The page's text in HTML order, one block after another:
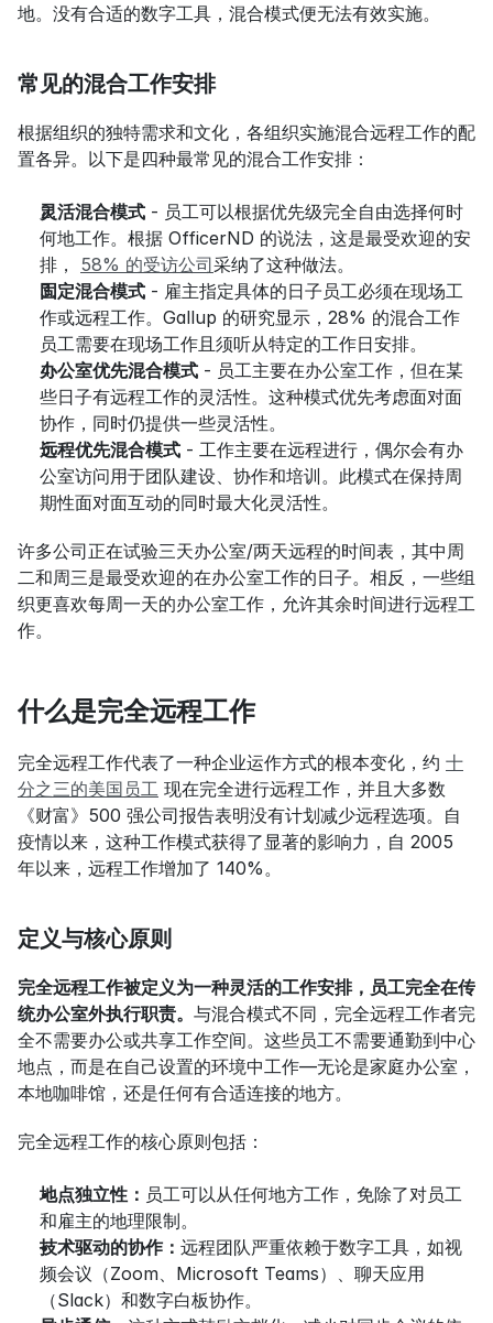
地。没有合适的数字工具，混合模式便无法有效实施。
常见的混合工作安排
根据组织的独特需求和文化，各组织实施混合远程工作的配
置各异。以下是四种最常见的混合工作安排：
灵活混合模式 - 员工可以根据优先级完全自由选择何时
何地工作。根据 OfficerND 的说法，这是最受欢迎的安
排， 58% 的受访公司采纳了这种做法。
固定混合模式 - 雇主指定具体的日子员工必须在现场工
作或远程工作。Gallup 的研究显示，28% 的混合工作
员工需要在现场工作且须听从特定的工作日安排。
办公室优先混合模式 - 员工主要在办公室工作，但在某
些日子有远程工作的灵活性。这种模式优先考虑面对面
协作，同时仍提供一些灵活性。
远程优先混合模式 - 工作主要在远程进行，偶尔会有办
公室访问用于团队建设、协作和培训。此模式在保持周
期性面对面互动的同时最大化灵活性。
许多公司正在试验三天办公室/两天远程的时间表，其中周
二和周三是最受欢迎的在办公室工作的日子。相反，一些组
织更喜欢每周一天的办公室工作，允许其余时间进行远程工
作。
什么是完全远程工作
完全远程工作代表了一种企业运作方式的根本变化，约 十
分之三的美国员工 现在完全进行远程工作，并且大多数
《财富》500 强公司报告表明没有计划减少远程选项。自
疫情以来，这种工作模式获得了显著的影响力，自 2005
年以来，远程工作增加了 140%。
定义与核心原则
完全远程工作被定义为一种灵活的工作安排，员工完全在传
统办公室外执行职责。 与混合模式不同，完全远程工作者完
全不需要办公或共享工作空间。这些员工不需要通勤到中心
地点，而是在自己设置的环境中工作—无论是家庭办公室，
本地咖啡馆，还是任何有合适连接的地方。
完全远程工作的核心原则包括：
地点独立性： 员工可以从任何地方工作，免除了对员工
和雇主的地理限制。
技术驱动的协作： 远程团队严重依赖于数字工具，如视
频会议（Zoom、Microsoft Teams）、聊天应用
（Slack）和数字白板协作。